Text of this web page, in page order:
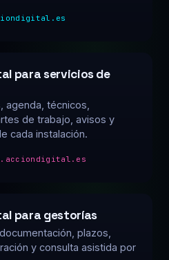
para servicios de
agenda, técnicos,
de trabajo, avisos y
cada instalación.
para gestorías
plazos,
y consulta asistida por